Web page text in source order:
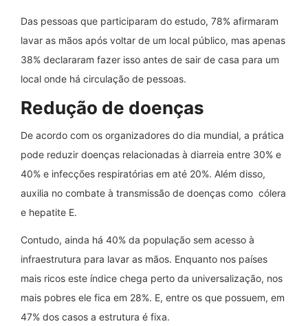
Das pessoas que participaram do estudo, 78% afirmaram
lavar as mãos após voltar de um local público, mas apenas
38% declararam fazer isso antes de sair de casa para um
local onde há circulação de pessoas.
Redução de doenças
De acordo com os organizadores do dia mundial, a prática
pode reduzir doenças relacionadas à diarreia entre 30% e
40% e infecções respiratórias em até 20%. Além disso,
auxilia no combate à transmissão de doenças como cólera
e hepatite E.
Contudo, ainda há 40% da população sem acesso à
infraestrutura para lavar as mãos. Enquanto nos países
mais ricos este índice chega perto da universalização, nos
mais pobres ele fica em 28%. E, entre os que possuem, em
47% dos casos a estrutura é fixa.